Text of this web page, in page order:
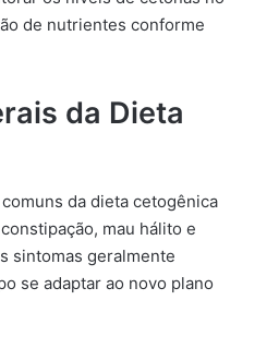
de nutrientes conforme
da Dieta
da dieta cetogênica
mau hálito e
sintomas geralmente
se adaptar ao novo plano